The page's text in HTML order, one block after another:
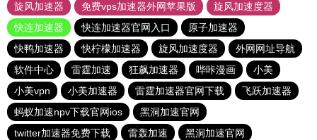
旋风加速器
免费vps加速器外网苹果版
旋风加速度器
快连加速器
快连加速器官网入口
原子加速器
快鸭加速器
快柠檬加速器 旋风加速度器
外网网址导航
软件中心
雷霆加速 狂飙加速器 哔咔漫画
小美
小美vpn
小美加速器 雷霆加速器官网下载
飞跃加速器
蚂蚁加速npv下载官网ios
黑洞加速官网
twitter加速器免费下载
雷轰加速
黑洞加速官网